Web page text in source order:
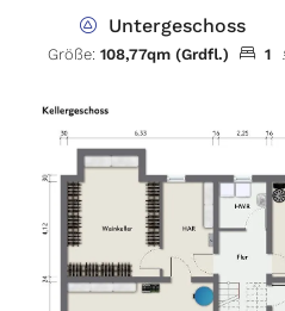
Untergeschoss
Größe: 108,77qm (Grdfl.) 1